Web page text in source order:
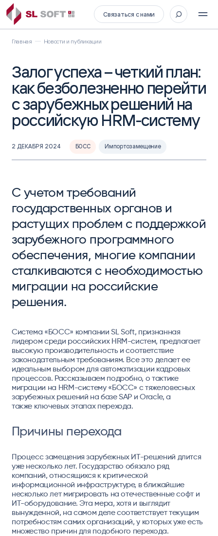
Связаться с нами
Главная Новости и публикации
Залог успеха – четкий план:
как безболезненно перейти
с зарубежных решений на
российскую HRM-систему
2 ДЕКАБРЯ 2024 БОСС Импортозамещение
С учетом требований
государственных органов и
растущих проблем с поддержкой
зарубежного программного
обеспечения, многие компании
сталкиваются с необходимостью
миграции на российские
решения.
Система «БОСС» компании SL Soft, признанная
лидером среди российских HRM-систем, предлагает
высокую производительность и соответствие
законодательным требованиям. Все это делает ее
идеальным выбором для автоматизации кадровых
процессов. Рассказываем подробно, о тактике
миграции на HRM-систему «БОСС» с тяжеловесных
зарубежных решений на базе SAP и Oracle, а
также ключевых этапах перехода.
Причины перехода
Процесс замещения зарубежных ИТ-решений длится
уже несколько лет. Государство обязало ряд
компаний, относящихся к критической
информационной инфраструктуре, в ближайшие
несколько лет мигрировать на отечественные софт и
ИТ-оборудование. Эта мера, хотя и выглядит
вынужденной, на самом деле соответствует текущим
потребностям самих организаций, у которых уже есть
множество причин для подобного перехода.